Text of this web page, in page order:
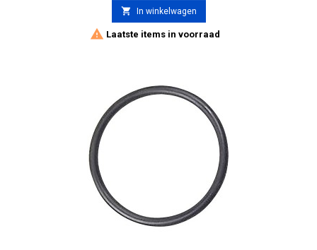
 In winkelwagen
 Laatste items in voorraad